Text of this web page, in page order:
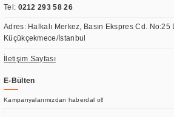
Tel: 0212 293 58 26
Adres: Halkalı Merkez, Basın Ekspres Cd. No:25
Küçükçekmece/İstanbul
İletişim Sayfası
E-Bülten
Kampanyalarımızdan haberdal ol!